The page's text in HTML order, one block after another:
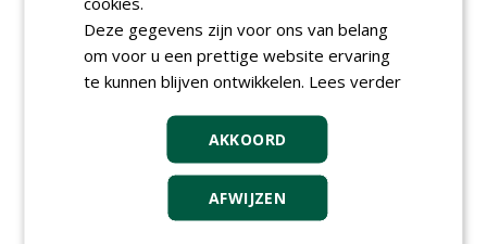
30-07-2026, Schalkwijk
meer Groene Banen
Deze gegevens zijn voor ons van belang
om voor u een prettige website ervaring
te kunnen blijven ontwikkelen. Lees verder
AKKOORD
AFWIJZEN